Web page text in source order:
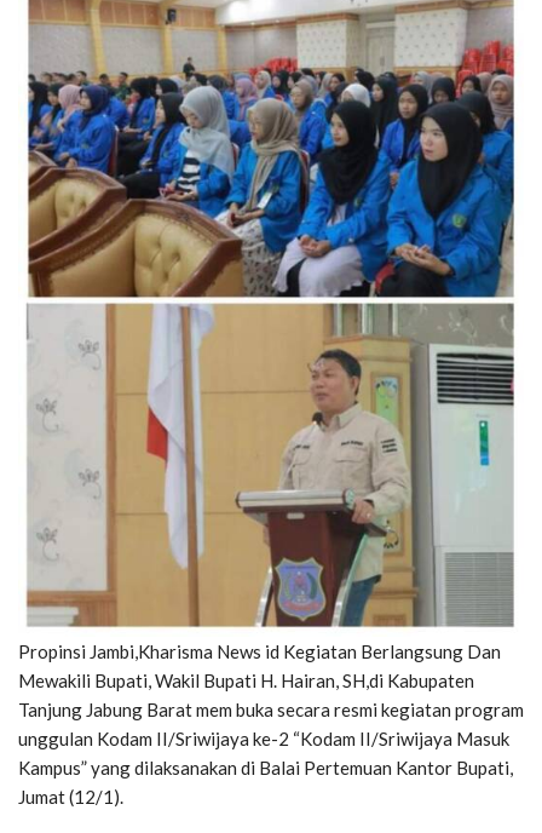
Propinsi Jambi,Kharisma News id Kegiatan Berlangsung Dan
Mewakili Bupati, Wakil Bupati H. Hairan, SH,di Kabupaten
Tanjung Jabung Barat mem buka secara resmi kegiatan program
unggulan Kodam II/Sriwijaya ke-2 “Kodam II/Sriwijaya Masuk
Kampus” yang dilaksanakan di Balai Pertemuan Kantor Bupati,
Jumat (12/1).